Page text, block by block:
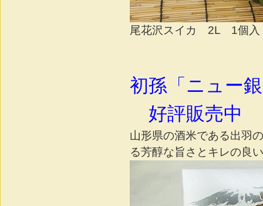
尾花沢スイカ 2L 1個入
初孫「ニュー
好評販売中
山形県の酒米である出羽
る芳醇な旨さとキレの良